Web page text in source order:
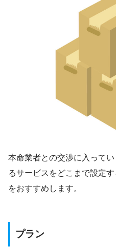
本命業者との交渉に入って
るサービスをどこまで設定
をおすすめします。
プラン